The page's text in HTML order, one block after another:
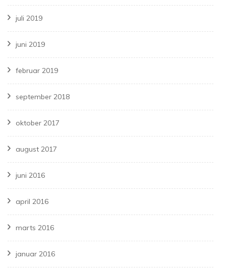
juli 2019
juni 2019
februar 2019
september 2018
oktober 2017
august 2017
juni 2016
april 2016
marts 2016
januar 2016